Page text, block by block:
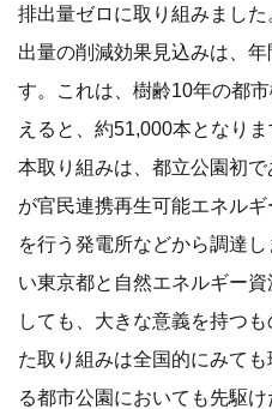
排出量ゼロに取り組みまし
出量の削減効果見込みは、
す。これは、樹齢10年の都
えると、約51,000本となりま
本取り組みは、都立公園初
が官民連携再生可能エネル
を行う発電所などから調達
い東京都と自然エネルギー
しても、大きな意義を持つ
た取り組みは全国的にみて
る都市公園においても先駆け